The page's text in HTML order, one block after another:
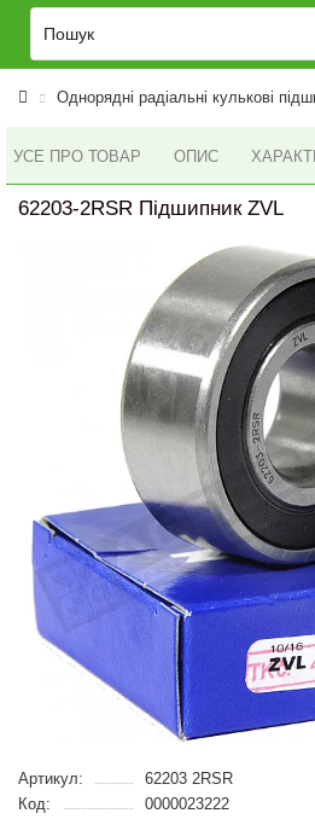
Однорядні радіальні кулькові
УСЕ ПРО ТОВАР ОПИС
62203-2RSR Підшипник ZVL
Артикул:
62203 2RSR
Код:
0000023222